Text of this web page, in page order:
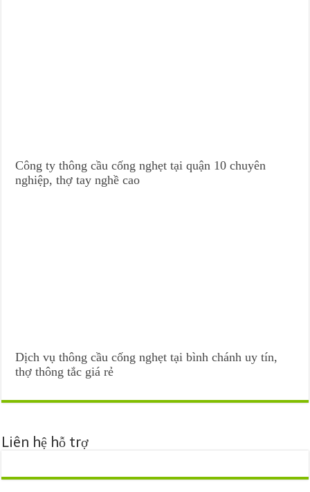
Công ty thông cầu cống nghẹt tại quận 10 chuyên
nghiệp, thợ tay nghề cao
Dịch vụ thông cầu cống nghẹt tại bình chánh uy tín,
thợ thông tắc giá rẻ
Liên hệ hỗ trợ